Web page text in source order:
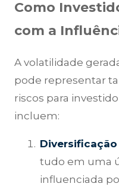
Como
com a
A volatilidade
pode representar
riscos para
incluem:
tudo em uma
influenciada